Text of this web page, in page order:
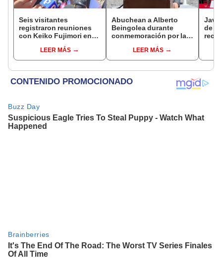
Seis visitantes
registraron reuniones
con Keiko Fujimori en
presidenta se
encontraba en Junín
LEER MÁS
Abuchean a Alberto
Beingolea durante
conmemoración por la
LEER MÁS
de